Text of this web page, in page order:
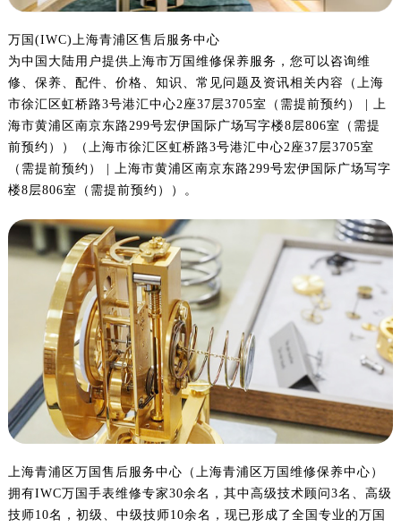
万国(IWC)上海青浦区售后服务中心
为中国大陆用户提供上海市万国维修保养服务，您可以咨询维
修、保养、配件、价格、知识、常见问题及资讯相关内容（上海
市徐汇区虹桥路3号港汇中心2座37层3705室（需提前预约） | 上
海市黄浦区南京东路299号宏伊国际广场写字楼8层806室（需提
前预约））（上海市徐汇区虹桥路3号港汇中心2座37层3705室
（需提前预约） | 上海市黄浦区南京东路299号宏伊国际广场写字
楼8层806室（需提前预约））。
上海青浦区万国售后服务中心（上海青浦区万国维修保养中心）
拥有IWC万国手表维修专家30余名，其中高级技术顾问3名、高级
技师10名，初级、中级技师10余名，现已形成了全国专业的万国